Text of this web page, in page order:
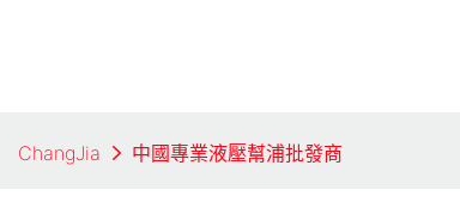
ChangJia 中國專業液壓幫浦批發商